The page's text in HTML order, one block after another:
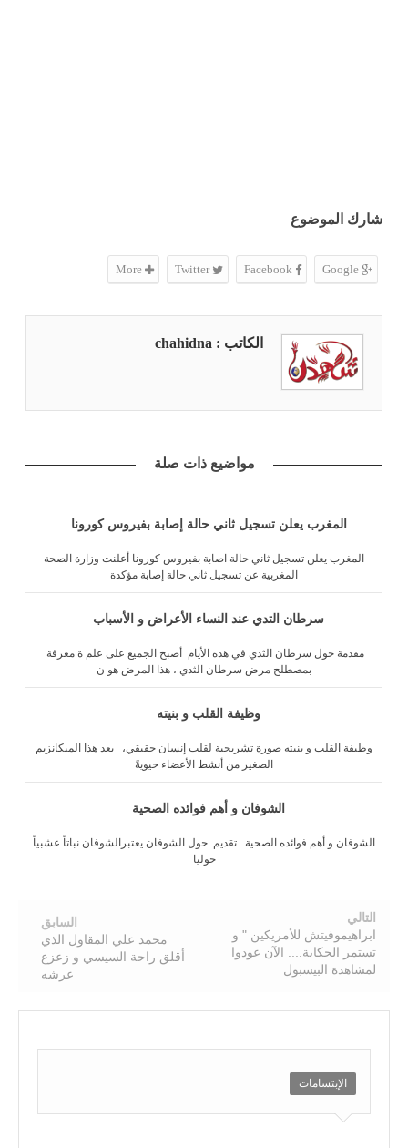
شارك الموضوع
Twitter
الكاتب : chahidna
مواضيع ذات صلة
المغرب يعلن تسجيل ثاني حالة إصابة بفيروس كورونا
المغرب يعلن تسجيل ثاني حالة اصابة بفيروس كورونا أعلنت وزارة الصحة
المغربية عن تسجيل ثاني حالة إصابة مؤكدة
سرطان التدي عند النساء الأعراض و الأسباب
مقدمة حول سرطان الثدي في هذه الأيام أصبح الجميع على علم ة معرفة
بمصطلح مرض سرطان الثدي ، هذا المرض هو ن
وظيفة القلب و بنيته
وظيفة القلب و بنيته صورة تشريحية لقلب إنسان حقيقي، يعد هذا الميكانزيم
الصغير من أنشط الأعضاء حيويةً
الشوفان و أهم فوائده الصحية
الشوفان و أهم فوائده الصحية تقديم حول الشوفان يعتبرالشوفان نباتاً عشبياً
حوليا
التالي
ابراهيموفيتش للأمريكين " و
تستمر الحكاية.... الآن عودوا
لمشاهدة البيسبول
السابق
محمد علي المقاول الذي
أقلق راحة السيسي و زعزع
عرشه
الإبتسامات